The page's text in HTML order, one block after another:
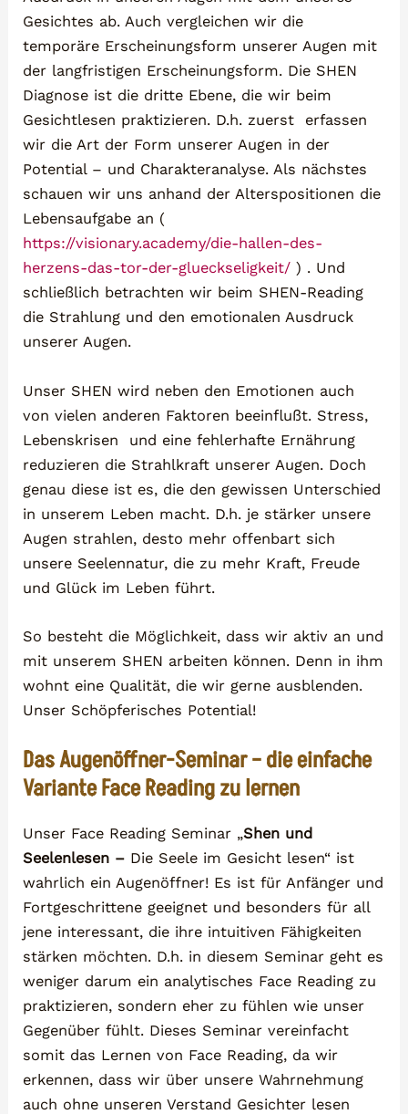
Gesichtes ab. Auch vergleichen wir die
temporäre Erscheinungsform unserer Augen mit
der langfristigen Erscheinungsform. Die SHEN
Diagnose ist die dritte Ebene, die wir beim
Gesichtlesen praktizieren. D.h. zuerst erfassen
wir die Art der Form unserer Augen in der
Potential – und Charakteranalyse. Als nächstes
schauen wir uns anhand der Alterspositionen die
Lebensaufgabe an (
https://visionary.academy/die-hallen-des-
herzens-das-tor-der-glueckseligkeit/ ) . Und
schließlich betrachten wir beim SHEN-Reading
die Strahlung und den emotionalen Ausdruck
unserer Augen.
Unser SHEN wird neben den Emotionen auch
von vielen anderen Faktoren beeinflußt. Stress,
Lebenskrisen und eine fehlerhafte Ernährung
reduzieren die Strahlkraft unserer Augen. Doch
genau diese ist es, die den gewissen Unterschied
in unserem Leben macht. D.h. je stärker unsere
Augen strahlen, desto mehr offenbart sich
unsere Seelennatur, die zu mehr Kraft, Freude
und Glück im Leben führt.
So besteht die Möglichkeit, dass wir aktiv an und
mit unserem SHEN arbeiten können. Denn in ihm
wohnt eine Qualität, die wir gerne ausblenden.
Unser Schöpferisches Potential!
Das Augenöffner-Seminar – die einfache
Variante Face Reading zu lernen
Unser Face Reading Seminar „Shen und
Seelenlesen – Die Seele im Gesicht lesen“ ist
wahrlich ein Augenöffner! Es ist für Anfänger und
Fortgeschrittene geeignet und besonders für all
jene interessant, die ihre intuitiven Fähigkeiten
stärken möchten. D.h. in diesem Seminar geht es
weniger darum ein analytisches Face Reading zu
praktizieren, sondern eher zu fühlen wie unser
Gegenüber fühlt. Dieses Seminar vereinfacht
somit das Lernen von Face Reading, da wir
erkennen, dass wir über unsere Wahrnehmung
auch ohne unseren Verstand Gesichter lesen